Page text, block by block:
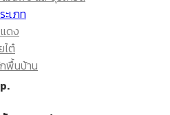
ละกอ
อเปราะ
ปลี
เภท
ดง
ต๋
พื้นบ้าน